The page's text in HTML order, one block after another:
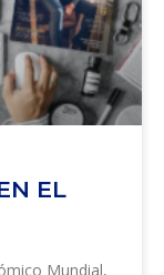
EL
Mundial,